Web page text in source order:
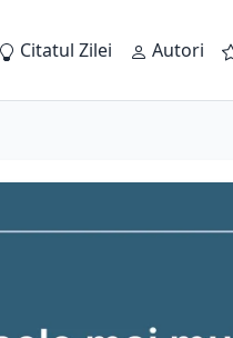
Citatul Zilei Autori